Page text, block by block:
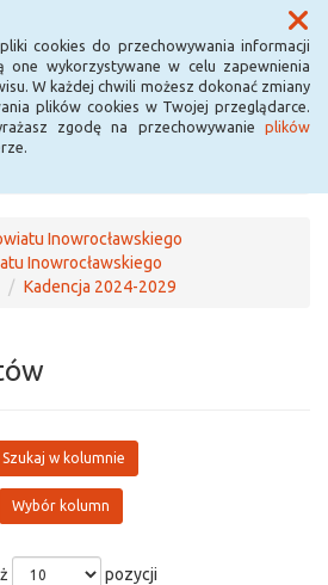
cookies do przechowywania informacji
one wykorzystywane w celu zapewnienia
W każdej chwili możesz dokonać zmiany
plików cookies w Twojej przeglądarce.
zgodę na przechowywanie plików
Menu
Inowrocławskiego
Inowrocławskiego
Kadencja 2024-2029
Szukaj w kolumnie
Wybór kolumn
pozycji